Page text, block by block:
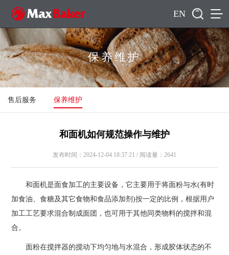
EN
保养维护
售后服务 保养维护
和面机如何规范操作与维护
发布时间：2024-12-04 18:37:21 / 阅读量：2641
和面机是面食加工的主要设备，它主要用于将面粉与水(有时
加食油、食糖及其它食物和食品添加剂)按一定的比例，根据用户
加工工艺要求混合制成面团，也可用于其他同类物料的搅拌和混
合。
面粉在搅拌器的搅动下均匀地与水混合，形成胶体状态的不